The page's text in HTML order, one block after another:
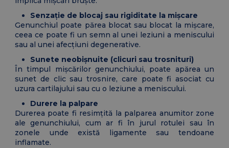
Senzație de blocaj sau rigiditate la mișcare
Genunchiul poate părea blocat sau blocat la mișcare,
ceea ce poate fi un semn al unei leziuni a meniscului
sau al unei afecțiuni degenerative.
Sunete neobișnuite (clicuri sau trosnituri)
În timpul mișcărilor genunchiului, poate apărea un
sunet de clic sau trosnire, care poate fi asociat cu
uzura cartilajului sau cu o leziune a meniscului.
Durere la palpare
Durerea poate fi resimțită la palparea anumitor zone
ale genunchiului, cum ar fi în jurul rotulei sau în
zonele unde există ligamente sau tendoane
inflamate.